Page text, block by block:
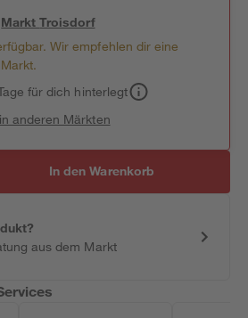
MarktTroisdorf
Wir empfehlen dir eine
für dich hinterlegt
anderen Märkten
In den Warenkorb
aus dem Markt